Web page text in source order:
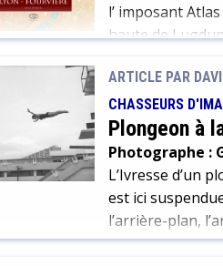
l’ imposant
haute de
multi-
ARTICLE PAR
CHASSEURS
Plongeon à
Photographe :
L’Ivresse d’un
est ici
l’arrière-plan,
piscine.